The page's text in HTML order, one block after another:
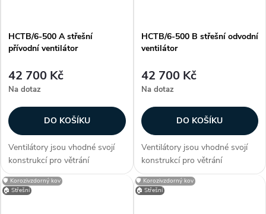
HCTB/6-500 A střešní
přívodní ventilátor
42 700 Kč
Na dotaz
DO KOŠÍKU
Ventilátory jsou vhodné svojí
konstrukcí pro větrání
průmyslových hal, provozoven,
bazénů a skladů. Zákazníci
HCTB/6-500 B střešní odvodní
ventilátor
42 700 Kč
Na dotaz
DO KOŠÍKU
Ventilátory jsou vhodné svojí
konstrukcí pro větrání
průmyslových hal, provozoven,
bazénů a skladů. Zákazníci
🛡️ Korozivzdorný kov
🏠 Střešní
🛡️ Korozivzdorný kov
🏠 Střešní